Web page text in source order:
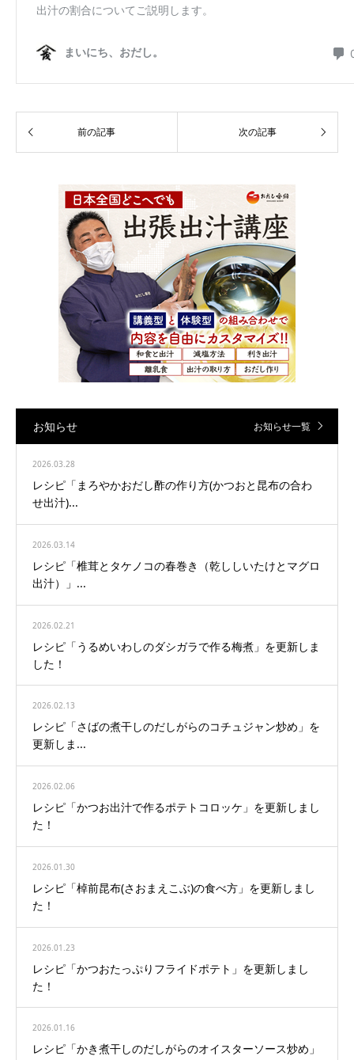
お知らせ お知らせ一覧
2026.03.28
レシピ「まろやかおだし酢の作り方(かつおと昆布の合わ
せ出汁)...
2026.03.14
レシピ「椎茸とタケノコの春巻き（乾ししいたけとマグロ
出汁）」...
2026.02.21
レシピ「うるめいわしのダシガラで作る梅煮」を更新しま
した！
2026.02.13
レシピ「さばの煮干しのだしがらのコチュジャン炒め」を
更新しま...
2026.02.06
レシピ「かつお出汁で作るポテトコロッケ」を更新しまし
た！
2026.01.30
レシピ「棹前昆布(さおまえこぶ)の食べ方」を更新しまし
た！
2026.01.23
レシピ「かつおたっぷりフライドポテト」を更新しまし
た！
2026.01.16
レシピ「かき煮干しのだしがらのオイスターソース炒め」